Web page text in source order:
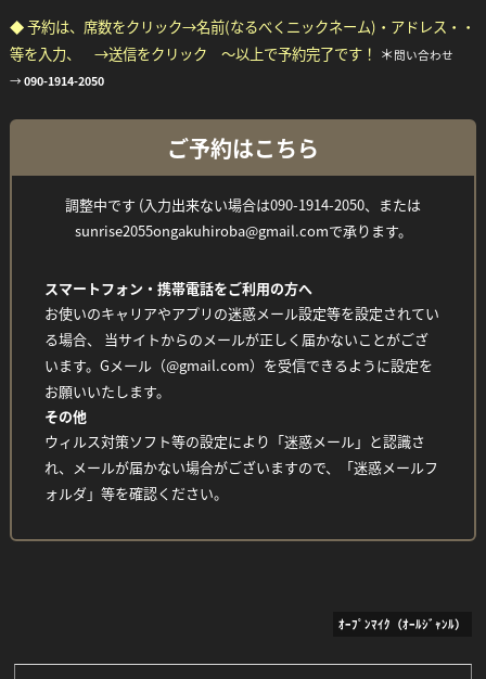
◆ 予約は、席数をクリック→名前(なるべくニックネーム)・アドレス・・
等を入力、 →送信をクリック ～以上で予約完了です！ ＊ 問い合わせ
→ 090-1914-2050
ご予約はこちら
調整中です (入力出来ない場合は090-1914-2050、または
sunrise2055ongakuhiroba@gmail.comで承ります。
スマートフォン・携帯電話をご利用の方へ
お使いのキャリアやアプリの迷惑メール設定等を設定されてい
る場合、 当サイトからのメールが正しく届かないことがござ
います。Gメール（@gmail.com）を受信できるように設定を
お願いいたします。
その他
ウィルス対策ソフト等の設定により「迷惑メール」と認識さ
れ、メールが届かない場合がございますので、「迷惑メールフ
ォルダ」等を確認ください。
ｵｰﾌﾟﾝﾏｲｸ（ｵｰﾙｼﾞｬﾝﾙ）